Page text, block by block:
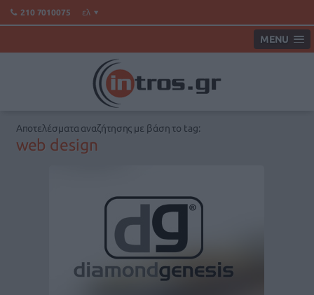
210 7010075 ελ
MENU
Αποτελέσματα αναζήτησης με βάση το tag:
web design